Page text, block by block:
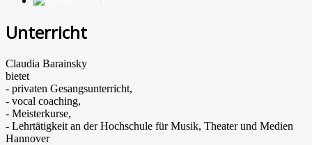
Unterricht
Claudia Barainsky
bietet
- privaten Gesangsunterricht,
- vocal coaching,
- Meisterkurse,
- Lehrtätigkeit an der Hochschule für Musik, Theater und Medien
Hannover